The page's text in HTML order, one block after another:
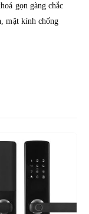
gọn gàng chắc
mặt kính chống